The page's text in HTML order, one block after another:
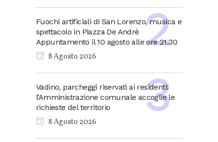
Fuochi artificiali di San Lorenzo, musica e
spettacolo in Piazza De Andrè
Appuntamento il 10 agosto alle ore 21.30
8 Agosto 2026
Vadino, parcheggi riservati ai residenti:
l’Amministrazione comunale accoglie le
richieste del territorio
8 Agosto 2026